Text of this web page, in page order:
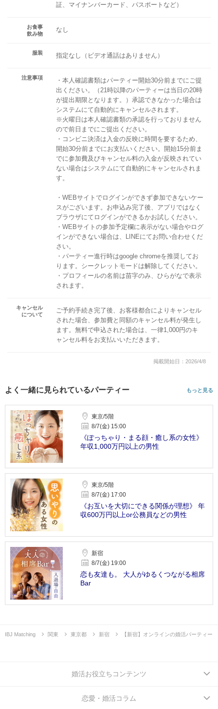
証、マイナンバーカード、パスポートなど）
お食事
飲み物
なし
服装 指定なし（ビデオ通話はありません）
注意事項
・本人確認書類はパーティー開始30分前までにご提
出ください。（21時以降のパーティーは当日の20時
が提出期限となります。）承認できなかった場合は
システムにて自動的にキャンセルされます。
※火曜日は本人確認書類の承認を行っておりません
ので前日までにご提出ください。
・コンビニ決済は入金の反映に時間を要するため、
開始30分前までにお支払いください。開始15分前ま
でに参加費及びキャンセル料の入金が反映されてい
ない場合はシステムにて自動的にキャンセルされま
す。
・WEBサイトでログインができず参加できないケー
スがございます。お申込み完了後、アプリではなく
ブラウザにてログインができるかお試しください。
・WEBサイトの参加予定欄に表示がない場合やログ
インができない場合は、LINEにてお問い合わせくだ
さい。
・パーティー進行時はgoogle chromeを推奨してお
ります。シークレットモードは解除してください。
・プロフィールの名前は苗字のみ、ひらがなで表示
されます。
キャンセル
について
ご予約手続き完了後、お客様都合によりキャンセル
された場合、参加費と同額のキャンセル料が発生し
ます。無料で申込された場合は、一律1,000円のキ
ャンセル料をお支払いいただきます。
掲載開始日：2026/4/8
よく一緒に見られているパーティー もっと見る
東京/5階
8/7(金) 15:00
《ぽっちゃり・まる顔・癒し系の女性》
年収1,000万円以上の男性
東京/5階
8/7(金) 17:00
《お互いを大切にできる関係が理想》 年
収600万円以上or公務員などの男性
新宿
8/7(金) 19:00
恋も友達も。 大人がゆるくつながる相席
Bar
IBJ Matching 関東 東京都 新宿 【新宿】オンラインの婚活パーティー
婚活お役立ちコンテンツ
恋愛・婚活コラム